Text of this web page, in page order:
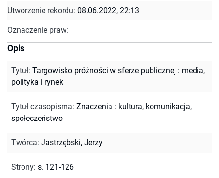
Utworzenie rekordu: 08.06.2022, 22:13
Oznaczenie praw:
Opis
Tytuł: Targowisko próżności w sferze publicznej : media,
polityka i rynek
Tytuł czasopisma: Znaczenia : kultura, komunikacja,
społeczeństwo
Twórca: Jastrzębski, Jerzy
Strony: s. 121-126